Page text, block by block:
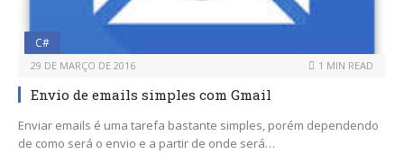
C#
29 DE MARÇO DE 2016 1 MIN READ
Envio de emails simples com Gmail
Enviar emails é uma tarefa bastante simples, porém dependendo
de como será o envio e a partir de onde será…